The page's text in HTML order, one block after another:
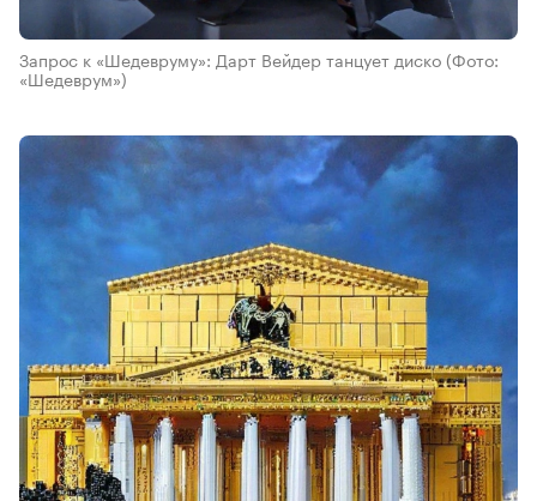
Запрос к «Шедевруму»: Дарт Вейдер танцует диско (Фото:
«Шедеврум»)